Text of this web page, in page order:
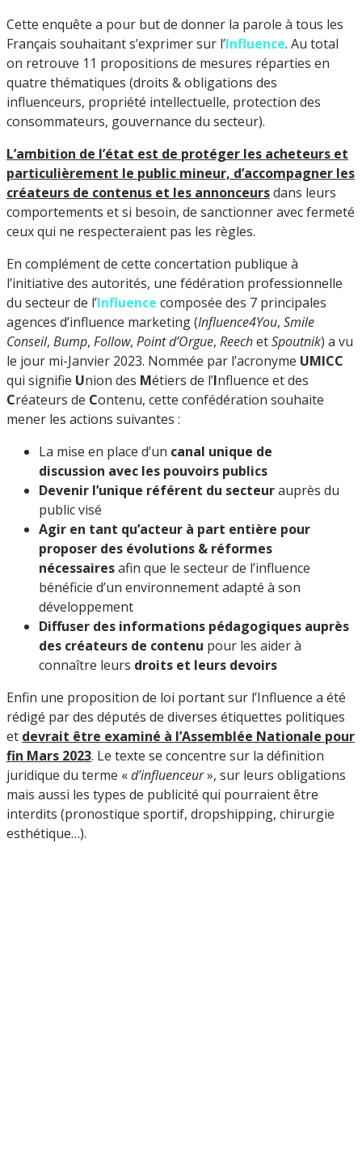
Cette enquête a pour but de donner la parole à tous les
Français souhaitant s’exprimer sur l’Influence. Au total
on retrouve 11 propositions de mesures réparties en
quatre thématiques (droits & obligations des
influenceurs, propriété intellectuelle, protection des
consommateurs, gouvernance du secteur).
L’ambition de l’état est de protéger les acheteurs et
particulièrement le public mineur, d’accompagner les
créateurs de contenus et les annonceursdans leurs
comportements et si besoin, de sanctionner avec fermeté
ceux qui ne respecteraient pas les règles.
En complément de cette concertation publique à
l’initiative des autorités, une fédération professionnelle
du secteur de l’Influence composée des 7 principales
agences d’influence marketing (Influence4You, Smile
Conseil, Bump, Follow, Point d’Orgue, ReechetSpoutnik) a vu
le jour mi-Janvier 2023. Nommée par l’acronyme UMICC
qui signifie Union des Métiers de l’Influence et des
Créateurs de Contenu, cette confédération souhaite
mener les actions suivantes :
La mise en place d’un canal unique de
discussion avec les pouvoirs publics
Devenir l’unique référent du secteurauprès du
public visé
Agir en tant qu’acteur à part entière pour
proposer des évolutions & réformes
nécessairesafin que le secteur de l’influence
bénéficie d’un environnement adapté à son
développement
Diffuser des informations pédagogiques auprès
des créateurs de contenu pour les aider à
connaître leurs droits et leurs devoirs
Enfin une proposition de loi portant sur l’Influence a été
rédigé par des députés de diverses étiquettes politiques
et devrait être examiné à l’Assemblée Nationale pour
fin Mars 2023. Le texte se concentre sur la définition
juridique du terme «d’influenceur», sur leurs obligations
mais aussi les types de publicité qui pourraient être
interdits (pronostique sportif, dropshipping, chirurgie
esthétique…).